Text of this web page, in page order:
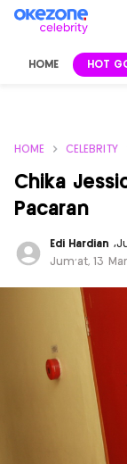
HOME HOT
HOME CELEBRITY
Chika
Pacaran
Edi Hardian ,
Jum'at, 13